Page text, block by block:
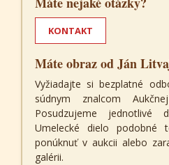
KONTAKT
Máte obraz od Ján
Vyžiadajte si bezplatné
súdnym znalcom
Posudzujeme jednotlivé
Umelecké dielo podobné
ponúknuť v aukcii alebo
galérii.